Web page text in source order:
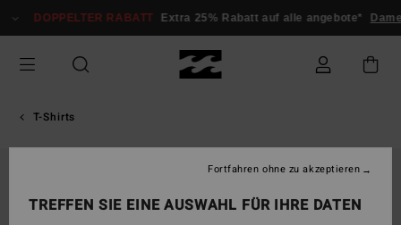
zur
springen
DOPPELTER RABATT Extra 25% Rabatt auf alle angebote* Damen
T-Shirts
TREFFEN SIE EINE AUSWAHL FÜR IHRE DATEN
Fortfahren ohne zu akzeptieren